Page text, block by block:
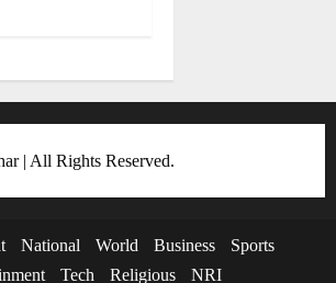
| All Rights Reserved.
National World Business
Sports
Tech Religious NRI